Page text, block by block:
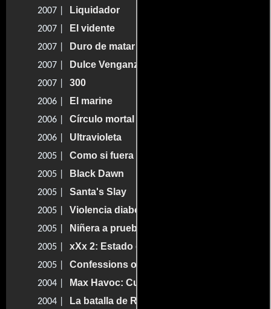
2007 | Liquidador
2007 | El vidente
2007 | Duro de matar 4.0
2007 | Dulce Venganza
2007 | 300
2006 | El marine
2006 | Círculo mortal
2006 | Ultravioleta
2005 | Como si fuera cierto
2005 | Black Dawn
2005 | Santa's Slay
2005 | Violencia diabólica
2005 | Niñera a prueba de balas
2005 | xXx 2: Estado de emergencia
2005 | Confessions of an Action Star
2004 | Max Havoc: Curse of the Dragon
2004 | La batalla de Riddick